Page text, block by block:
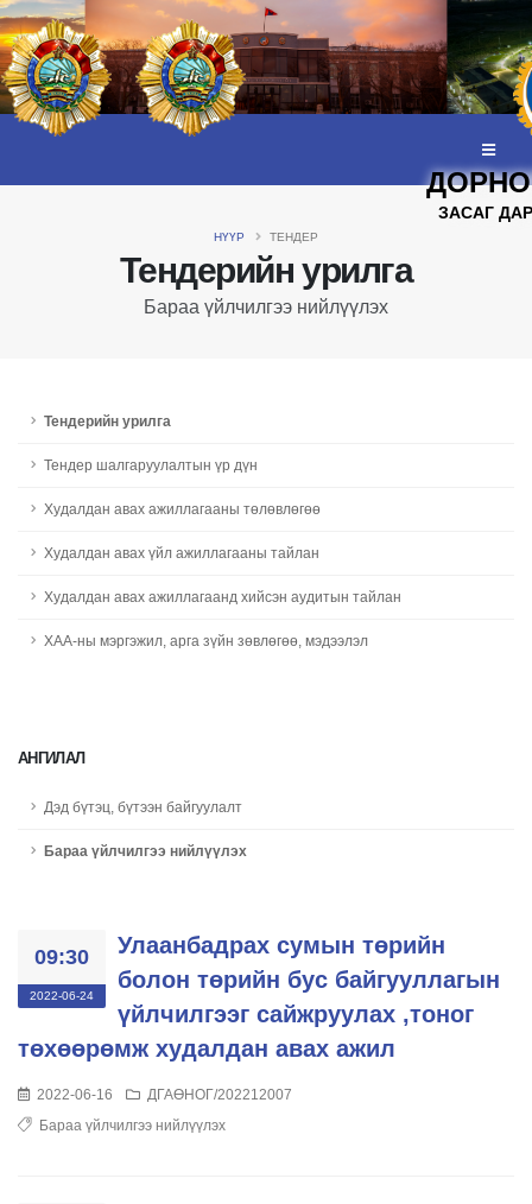
ЗАСАГ
Тендерийн урилга
Бараа үйлчилгээ нийлүүлэх
НҮҮР ТЕНДЕР
Тендерийн урилга
Тендер шалгаруулалтын үр дүн
Худалдан авах ажиллагааны төлөвлөгөө
Худалдан авах үйл ажиллагааны тайлан
Худалдан авах ажиллагаанд хийсэн аудитын тайлан
ХАА-ны мэргэжил, арга зүйн зөвлөгөө, мэдээлэл
АНГИЛАЛ
Дэд бүтэц, бүтээн байгуулалт
Бараа үйлчилгээ нийлүүлэх
09:30
2022-06-24
Улаанбадрах сумын төрийн
болон төрийн бус байгууллагын
үйлчилгээг сайжруулах ,тоног
төхөөрөмж худалдан авах ажил
2022-06-16
ДГАӨНОГ/202212007
Бараа үйлчилгээ нийлүүлэх